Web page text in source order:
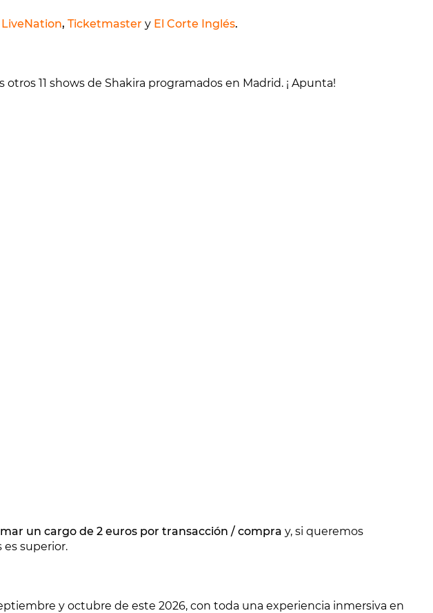
LiveNation, Ticketmaster y El Corte Inglés.
11 shows de Shakira programados en Madrid. ¡ Apunta!
un cargo de 2 euros por transacción / compra y, si queremos
superior.
y octubre de este 2026, con toda una experiencia inmersiva en